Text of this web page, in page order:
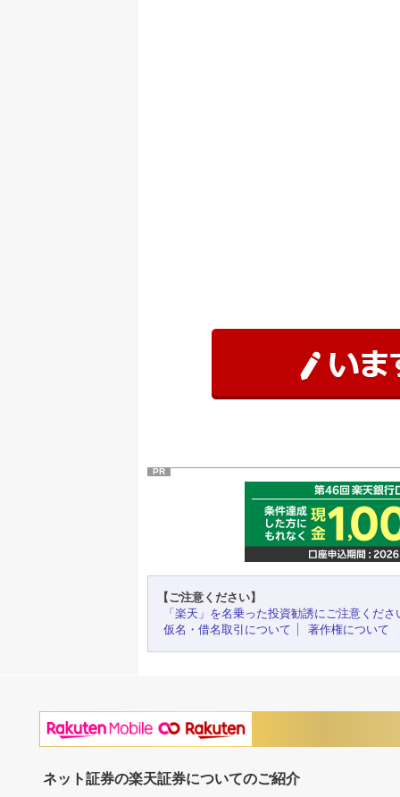
PR
【ご注意ください】
「楽天」を名乗った投資勧誘にご注意くださ
仮名・借名取引について
著作権について
ネット証券の楽天証券についてのご紹介